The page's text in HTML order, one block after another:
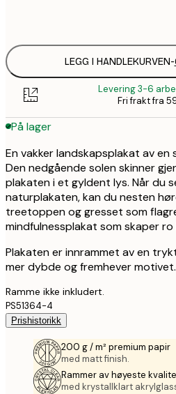
LEGG I HANDLEKURVEN-
Levering 3-6
Fri frakt fra
På lager
En vakker landskapsplakat av
Den nedgående solen skinner
plakaten i et gyldent lys. Når du
naturplakaten, kan du nesten
treetoppen og gresset som
mindfulnessplakat som skaper ro
Plakaten er innrammet av en
mer dybde og fremhever motivet.
Ramme ikke inkludert.
PS51364-4
Prishistorikk
200 g / m² premium papir
med matt finish.
Rammer av høyeste
med krystallklart